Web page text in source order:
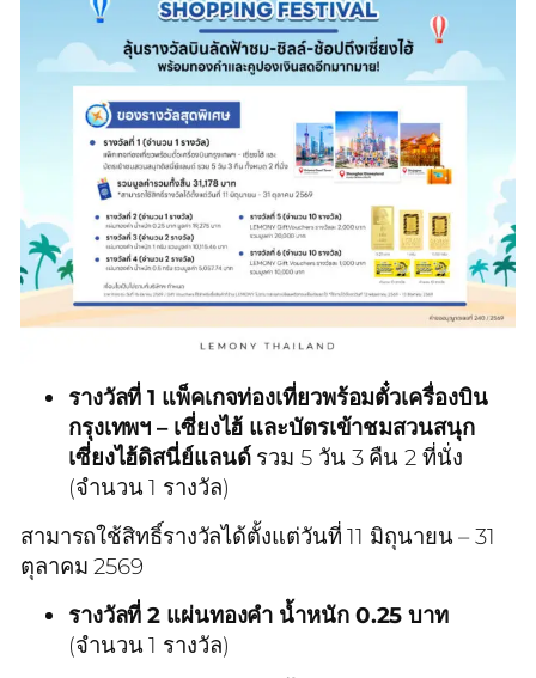
รางวัลที่ 1 แพ็คเกจท่องเที่ยวพร้อมตั๋วเครื่องบิน
กรุงเทพฯ – เซี่ยงไฮ้ และบัตรเข้าชมสวนสนุก
เซี่ยงไฮ้ดิสนี่ย์แลนด์ รวม 5 วัน 3 คืน 2 ที่นั่ง
(จำนวน 1 รางวัล)
สามารถใช้สิทธิ์รางวัลได้ตั้งแต่วันที่ 11 มิถุนายน – 31
ตุลาคม 2569
รางวัลที่ 2 แผ่นทองคำ น้ำหนัก 0.25 บาท
(จำนวน 1 รางวัล)